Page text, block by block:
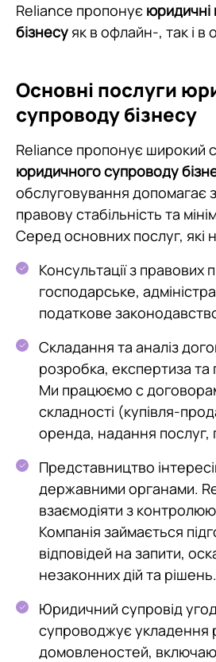
Reliance пропонує юридичні
бізнесу як в офлайн-, так і в
Основні послуги
супроводу бізнесу
Reliance пропонує широкий
юридичного супроводу
обслуговування допомагає
правову стабільність та
Серед основних послуг, які
Консультації з правових
господарське,
податкове
Складання та аналіз
розробка, експертиза та
Ми працюємо с
складності (купівля-
оренда, надання послуг,
Представництво
державними органами.
взаємодіяти з
Компанія займається
відповідей на запити,
незаконних дій та рішень.
Юридичний супровід
супроводжує укладення
домовленостей,